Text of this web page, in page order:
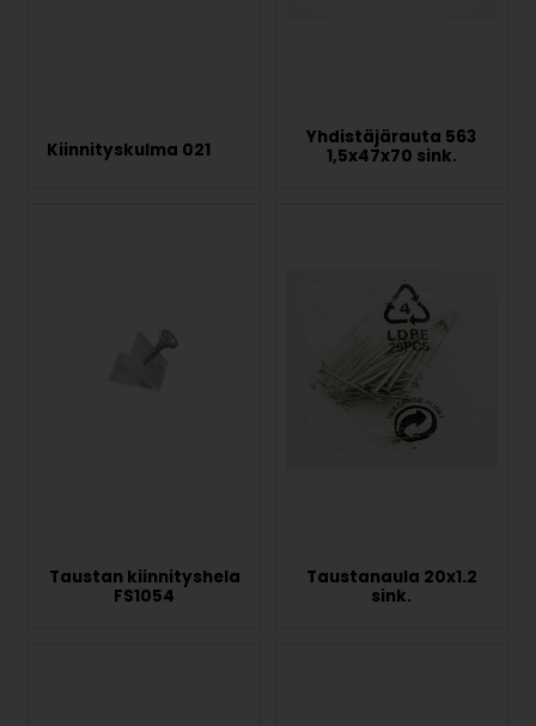
Kiinnityskulma 021
Yhdistäjärauta 563
1,5x47x70 sink.
Taustan kiinnityshela
FS1054
Taustanaula 20x1.2
sink.